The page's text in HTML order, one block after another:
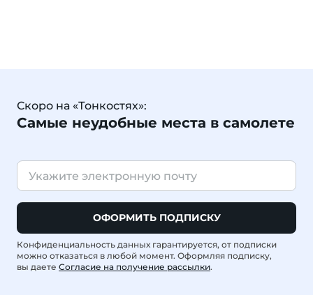
Скоро на «Тонкостях»:
Самые неудобные места в самолете
ОФОРМИТЬ ПОДПИСКУ
Конфиденциальность данных гарантируется, от подписки
можно отказаться в любой момент. Оформляя подписку,
вы даете Согласие на получение рассылки.